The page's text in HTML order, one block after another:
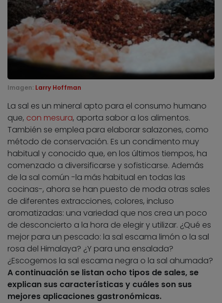
Imagen: Larry Hoffman
La sal es un mineral apto para el consumo humano
que, con mesura, aporta sabor a los alimentos.
También se emplea para elaborar salazones, como
método de conservación. Es un condimento muy
habitual y conocido que, en los últimos tiempos, ha
comenzado a diversificarse y sofisticarse. Además
de la sal común -la más habitual en todas las
cocinas-, ahora se han puesto de moda otras sales
de diferentes extracciones, colores, incluso
aromatizadas: una variedad que nos crea un poco
de desconcierto a la hora de elegir y utilizar. ¿Qué es
mejor para un pescado: la sal escama limón o la sal
rosa del Himalaya? ¿Y para una ensalada?
¿Escogemos la sal escama negra o la sal ahumada?
A continuación se listan ocho tipos de sales, se
explican sus características y cuáles son sus
mejores aplicaciones gastronómicas.